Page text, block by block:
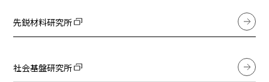
先鋭材料研究所
社会基盤研究所